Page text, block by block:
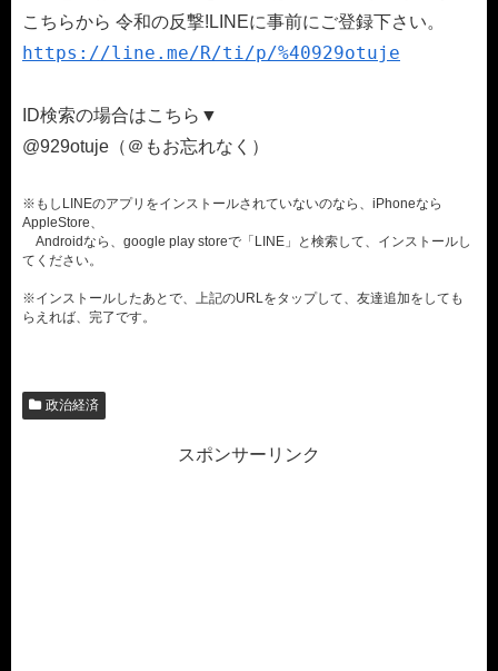
こちらから 令和の反撃!LINEに事前にご登録下さい。
https://line.me/R/ti/p/%40929otuje
ID検索の場合はこちら▼
@929otuje（＠もお忘れなく）
※もしLINEのアプリをインストールされていないのなら、iPhoneなら
AppleStore、
Androidなら、google play storeで「LINE」と検索して、インストールし
てください。
※インストールしたあとで、上記のURLをタップして、友達追加をしても
らえれば、完了です。
政治経済
スポンサーリンク